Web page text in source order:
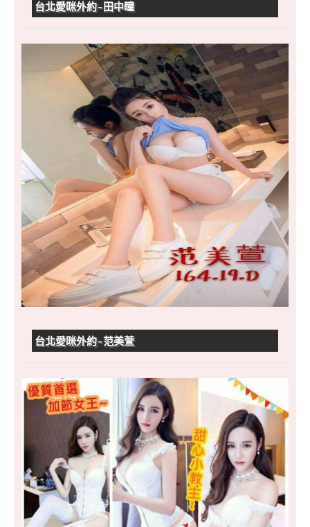
台北愛咪外約-田中瞳
台北愛咪外約-范美萱